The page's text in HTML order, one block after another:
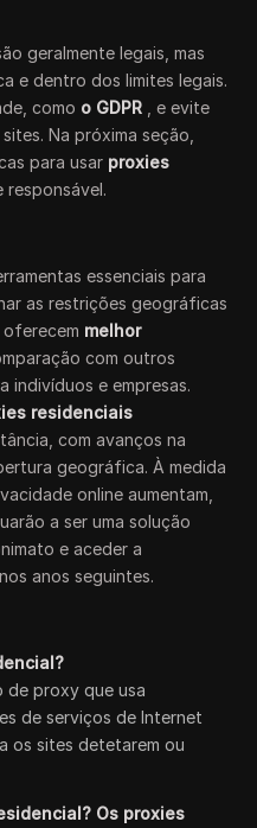
geralmente legais, mas
e dentro dos limites legais.
como o GDPR , e evite
Na próxima seção,
para usar proxies
responsável.
essenciais para
as restrições geográficas
oferecem melhor
com outros
indivíduos e empresas.
residenciais
com avanços na
geográfica. À medida
online aumentam,
a ser uma solução
e aceder a
anos seguintes.
de proxy que usa
de serviços de Internet
os sites detetarem ou
Os proxies